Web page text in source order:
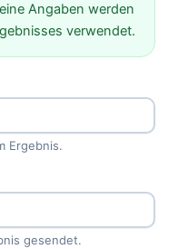
Angaben werden
verwendet.
Ergebnis.
gesendet.